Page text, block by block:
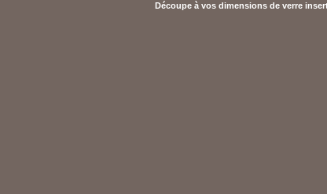
Découpe à vos dimensions de verre